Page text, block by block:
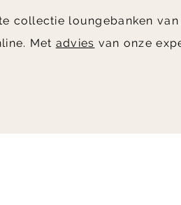
collectie loungebanken van
Met advies van onze